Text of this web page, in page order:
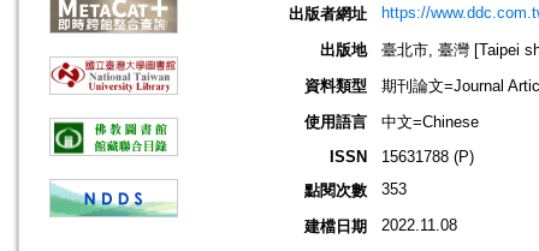
出版者網址
https://
出版地
臺北市, 臺灣 [Taipei
資料類型
期刊論文=Journal
使用語言
中文=Chinese
ISSN
15631788 (P)
點閱次數
353
建檔日期 2022.11.08